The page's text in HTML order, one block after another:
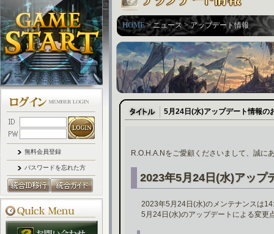
無料会員登録
パスワードを忘れた方
HOME> ニュース > アップデート情報
5月24日(水)アップデート情報の
R.O.H.A.Nをご愛顧くださいまして、誠に
2023年5月24日(水)アップ
2023年5月24日(水)のメンテナンスは
5月24日(水)のアップデートによる変更